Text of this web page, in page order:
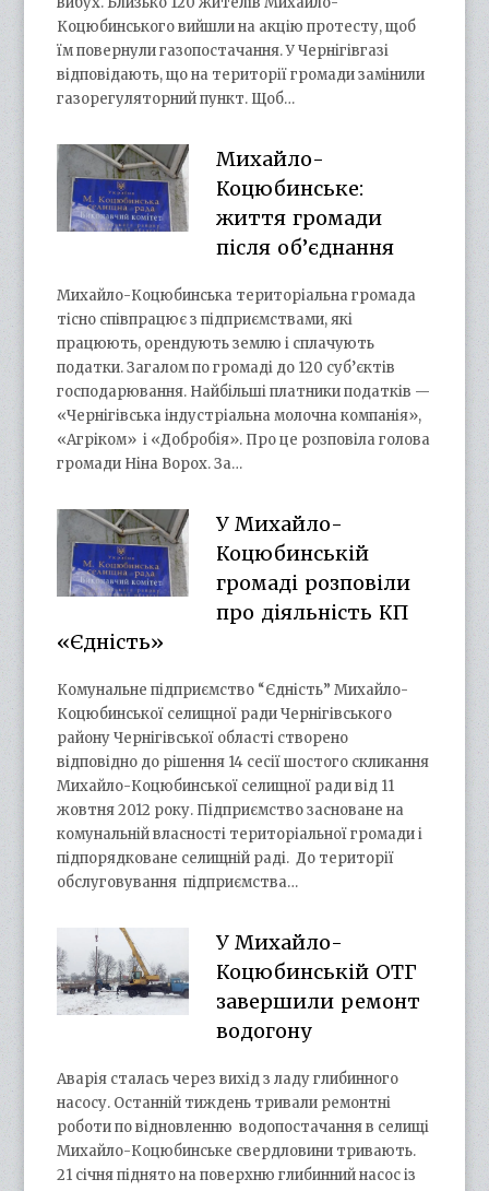
Коцюбинського вийшли на акцію протесту, щоб
їм повернули газопостачання. У Чернігівгазі
відповідають, що на території громади замінили
газорегуляторний пункт. Щоб…
Михайло-
Коцюбинське:
життя громади
після об’єднання
Михайло-Коцюбинська територіальна громада
тісно співпрацює з підприємствами, які
працюють, орендують землю і сплачують
податки. Загалом по громаді до 120 суб’єктів
господарювання. Найбільші платники податків —
«Чернігівська індустріальна молочна компанія»,
«Агріком» і «Добробія». Про це розповіла голова
громади Ніна Ворох. За…
У Михайло-
Коцюбинській
громаді розповіли
про діяльність КП
«Єдність»
Комунальне підприємство “Єдність” Михайло-
Коцюбинської селищної ради Чернігівського
району Чернігівської області створено
відповідно до рішення 14 сесії шостого скликання
Михайло-Коцюбинської селищної ради від 11
жовтня 2012 року. Підприємство засноване на
комунальній власності територіальної громади і
підпорядковане селищній раді. До території
обслуговування підприємства…
У Михайло-
Коцюбинській ОТГ
завершили ремонт
водогону
Аварія сталась через вихід з ладу глибинного
насосу. Останній тиждень тривали ремонтні
роботи по відновленню водопостачання в селищі
Михайло-Коцюбинське свердловини тривають.
21 січня піднято на поверхню глибинний насос із